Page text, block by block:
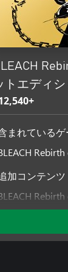
トエディシ
まれているゲ
加コンテンツ